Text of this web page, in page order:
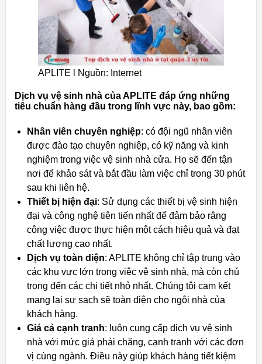
APLITE l Nguồn: Internet
Dịch vụ vệ sinh nhà của APLITE đáp ứng những
tiêu chuẩn hàng đầu trong lĩnh vực này, bao gồm:
Nhân viên chuyên nghiệp: có đội ngũ nhân viên
được đào tạo chuyên nghiệp, có kỹ năng và kinh
nghiệm trong việc vệ sinh nhà cửa. Họ sẽ đến tận
nơi để khảo sát và bắt đầu làm việc chỉ trong 30 phút
sau khi liên hệ.
Thiết bị hiện đại: Sử dụng các thiết bị vệ sinh hiện
đại và công nghệ tiên tiến nhất để đảm bảo rằng
công việc được thực hiện một cách hiệu quả và đạt
chất lượng cao nhất.
Dịch vụ toàn diện: APLITE không chỉ tập trung vào
các khu vực lớn trong việc vệ sinh nhà, mà còn chú
trọng đến các chi tiết nhỏ nhất. Chúng tôi cam kết
mang lại sự sạch sẽ toàn diện cho ngôi nhà của
khách hàng.
Giá cả cạnh tranh: luôn cung cấp dịch vụ vệ sinh
nhà với mức giá phải chăng, cạnh tranh với các đơn
vị cùng ngành. Điều này giúp khách hàng tiết kiệm